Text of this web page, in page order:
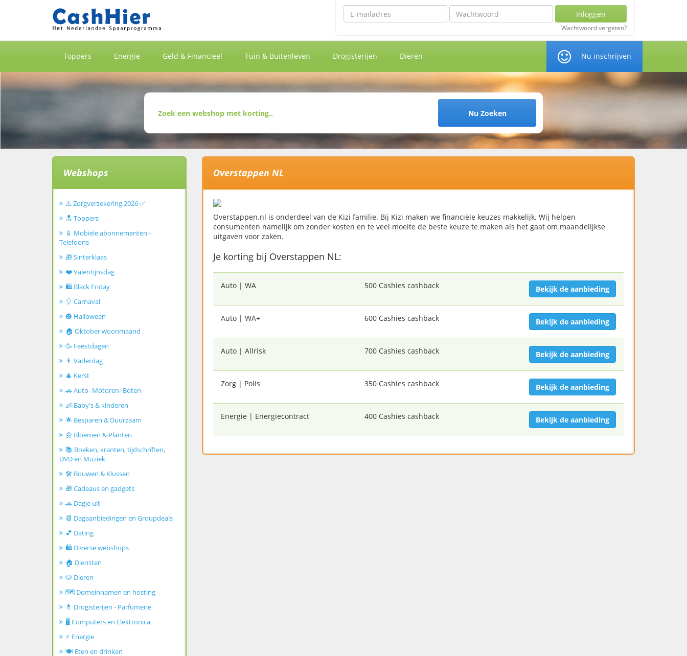
Emailadres Wachtwoord Inloggen
Wachtwoord vergeten?
Toppers Energie Geld & Financieel Tuin & Buitenleven Drogisterijen Dieren Nu inschrijven
Nu Zoeken
Overstappen NL
Overstappen.nl is onderdeel van de Kizi familie. Bij Kizi maken we financiële keuzes makkelijk. Wij helpen
consumenten namelijk om zonder kosten en te veel moeite de beste keuze te maken als het gaat om maandelijkse
uitgaven voor zaken.
Je korting bij Overstappen NL:
Auto | WA 500 Cashies cashback Bekijk de aanbieding
Auto | WA+ 600 Cashies cashback Bekijk de aanbieding
Auto | Allrisk 700 Cashies cashback Bekijk de aanbieding
Zorg | Polis 350 Cashies cashback Bekijk de aanbieding
Energie | Energiecontract 400 Cashies cashback Bekijk de aanbieding
Webshops
⚠️ Zorgverzekering 2026 ✅
🔝 Toppers
📱 Mobiele abonnementen -
Telefoons
🎁 Sinterklaas
❤️ Valentijnsdag
🛍️ Black Friday
🎈 Carnaval
🎃 Halloween
🏠 Oktober woonmaand
🥳 Feestdagen
👨 Vaderdag
🎄 Kerst
🚗 Auto- Motoren- Boten
👶 Baby's & kinderen
🌟 Besparen & Duurzaam
🌼 Bloemen & Planten
📚 Boeken, kranten, tijdschriften,
DVD en Muziek
🛠️ Bouwen & Klussen
🎁 Cadeaus en gadgets
🚗 Dagje uit
📆 Dagaanbiedingen en Groupdeals
💕 Dating
🛍️ Diverse webshops
🏠 Diensten
🐶 Dieren
🗺️ Domeinnamen en hosting
💊 Drogisterijen - Parfumerie
🖥️ Computers en Elektronica
⚡ Energie
🍽️ Eten en drinken